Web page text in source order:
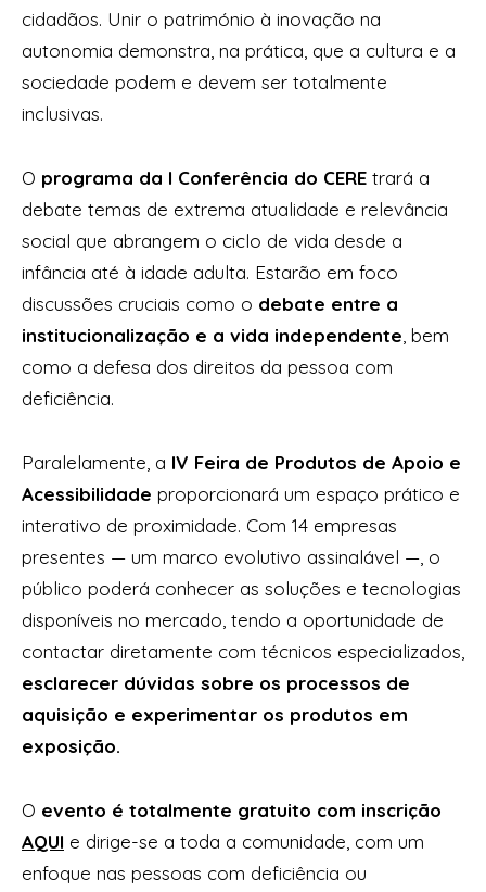
cidadãos. Unir o património à inovação na
autonomia demonstra, na prática, que a cultura e a
sociedade podem e devem ser totalmente
inclusivas.
O programa da I Conferência do CERE trará a
debate temas de extrema atualidade e relevância
social que abrangem o ciclo de vida desde a
infância até à idade adulta. Estarão em foco
discussões cruciais como o debate entre a
institucionalização e a vida independente , bem
como a defesa dos direitos da pessoa com
deficiência.
Paralelamente, a IV Feira de Produtos de Apoio e
Acessibilidade proporcionará um espaço prático e
interativo de proximidade. Com 14 empresas
presentes — um marco evolutivo assinalável —, o
público poderá conhecer as soluções e tecnologias
disponíveis no mercado, tendo a oportunidade de
contactar diretamente com técnicos especializados,
esclarecer dúvidas sobre os processos de
aquisição e experimentar os produtos em
exposição.
O evento é totalmente gratuito com inscrição
AQUI e dirige-se a toda a comunidade, com um
enfoque nas pessoas com deficiência ou